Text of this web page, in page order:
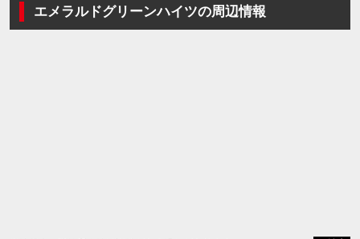
エメラルドグリーンハイツの周辺情報